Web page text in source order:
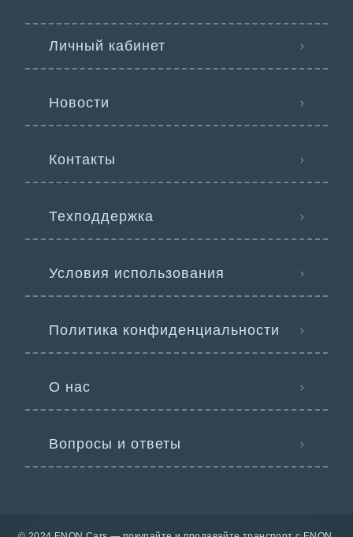
Личный кабинет
Новости
Контакты
Техподдержка
Условия использования
Политика конфиденциальности
О нас
Вопросы и ответы